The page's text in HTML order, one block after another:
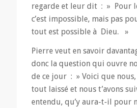
regarde et leur dit : » Pour
c’est impossible, mais pas
tout est possible à Dieu. »
Pierre veut en savoir
donc la question qui ouvre
de ce jour : » Voici que nous,
tout laissé et nous t’avons
entendu, qu’y aura-t-il pour